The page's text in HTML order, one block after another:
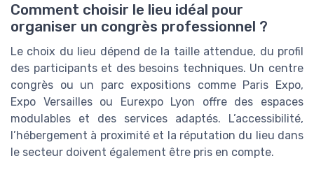
Comment choisir le lieu idéal pour
organiser un congrès professionnel ?
Le choix du lieu dépend de la taille attendue, du profil
des participants et des besoins techniques. Un centre
congrès ou un parc expositions comme Paris Expo,
Expo Versailles ou Eurexpo Lyon offre des espaces
modulables et des services adaptés. L’accessibilité,
l’hébergement à proximité et la réputation du lieu dans
le secteur doivent également être pris en compte.